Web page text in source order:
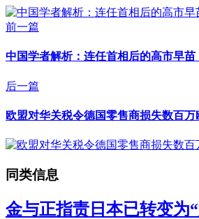
前一篇
中国学者解析：连任首相后的高市早
后一篇
欧盟对华关税令德国零售商损失数百
同类信息
金与正指责日本已转变为